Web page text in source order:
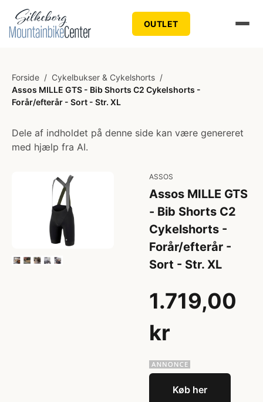
OUTLET
Forside / Cykelbukser & Cykelshorts /
Assos MILLE GTS - Bib Shorts C2 Cykelshorts -
Forår/efterår - Sort - Str. XL
Dele af indholdet på denne side kan være genereret
med hjælp fra AI.
ASSOS
Assos MILLE GTS
- Bib Shorts C2
Cykelshorts -
Forår/efterår -
Sort - Str. XL
1.719,00
kr
Køb her